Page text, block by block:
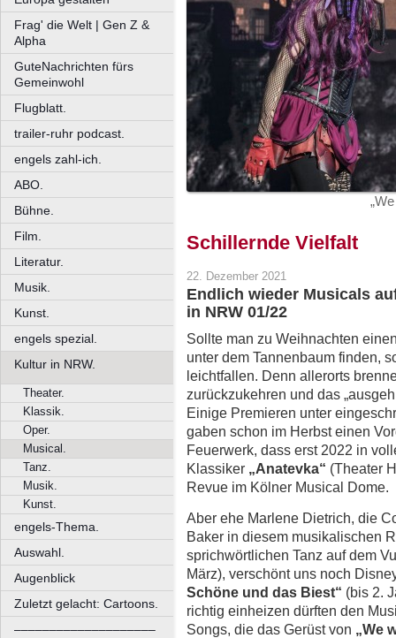
Frag' die Welt | Gen Z &
Alpha
GuteNachrichten fürs
Gemeinwohl
Flugblatt.
trailer-ruhr podcast.
engels zahl-ich.
ABO.
Bühne.
Film.
Literatur.
Musik.
Kunst.
engels spezial.
Kultur in NRW.
Theater.
Klassik.
Oper.
Musical.
Tanz.
Musik.
Kunst.
engels-Thema.
Auswahl.
Augenblick
Zuletzt gelacht: Cartoons.
––––––––––––––––––––
Schillernde Vielfalt
22. Dezember 2021
Endlich wieder Musicals
in NRW 01/22
Sollte man zu Weihnachten
unter dem Tannenbaum finden,
leichtfallen. Denn allerorts
zurückzukehren und das
Einige Premieren unter
gaben schon im Herbst einen
Feuerwerk, dass erst 2022 in
Klassiker „Anatevka“ (Theater
Revue im Kölner Musical Dome.
Aber ehe Marlene Dietrich, die
Baker in diesem musikalischen
sprichwörtlichen Tanz auf dem
März), verschönt uns noch
Schöne und das Biest“ (bis 2.
richtig einheizen dürften den
Songs, die das Gerüst von
„We